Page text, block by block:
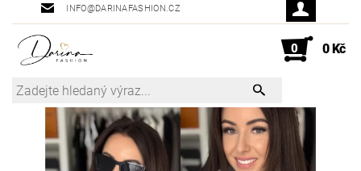
INFO@DARINAFASHION.CZ
0 0 Kč